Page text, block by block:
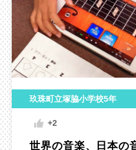
玖珠町立塚脇小学校5年
+2
世界の音楽、日本の